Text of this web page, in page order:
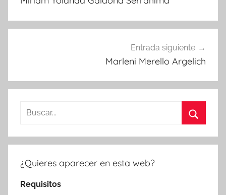
Entrada siguiente
Marleni Merello Argelich
Buscar:
¿Quieres aparecer en esta web?
Requisitos